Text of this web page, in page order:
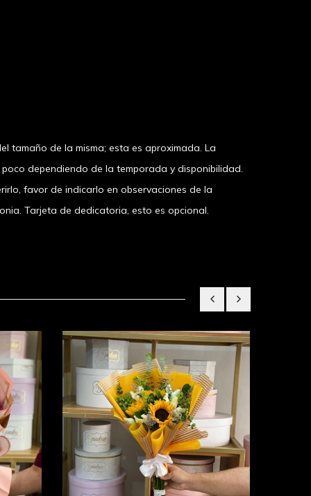
tamaño de la misma; esta es aproximada. La
dependiendo de la temporada y disponibilidad.
favor de indicarlo en observaciones de la
Tarjeta de dedicatoria, esto es opcional.